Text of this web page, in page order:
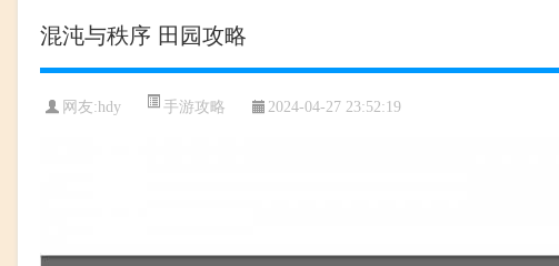
混沌与秩序 田园攻略
网友:hdy 手游攻略 2024-04-27 23:52:19